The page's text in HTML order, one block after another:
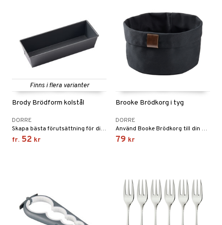
Finns i flera varianter
Brody Brödform kolstål
DORRE
Skapa bästa förutsättning för din brödbakning med vår proffsiga kolstålsbrödform Brody med en stabil och tjock konstruktion.
fr. 52 kr
Brooke Brödkorg i tyg
DORRE
Använd Booke Brödkorg till din brödservering morgon som kväll.
79 kr